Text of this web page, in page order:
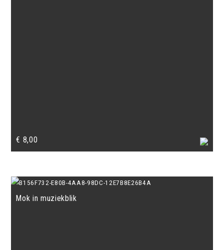
€ 8,00
Mok in muziekblik